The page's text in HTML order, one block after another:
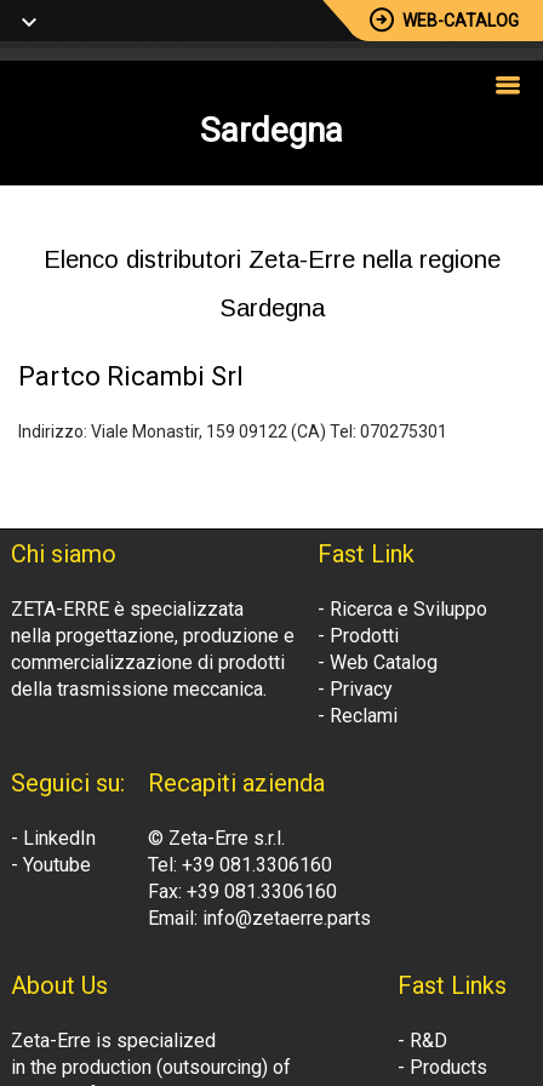
WEB-CATALOG
Sardegna
Elenco distributori Zeta-Erre nella regione
Sardegna
Partco Ricambi Srl
Indirizzo: Viale Monastir, 159 09122 (CA) Tel: 070275301
Chi siamo
ZETA-ERRE è specializzata
nella progettazione, produzione e
commercializzazione di prodotti
della trasmissione meccanica.
Fast Link
- Ricerca e Sviluppo
- Prodotti
- Web Catalog
- Privacy
- Reclami
Seguici su:
- LinkedIn
- Youtube
Recapiti azienda
© Zeta-Erre s.r.l.
Tel: +39 081.3306160
Fax: +39 081.3306160
Email: info@zetaerre.parts
About Us
Zeta-Erre is specialized
in the production (outsourcing) of
Fast Links
- R&D
- Products